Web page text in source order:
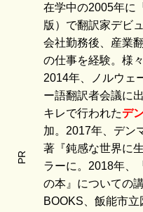
PR
在学中の2005年に
版）で翻訳家デビ
会社勤務後、産業
の仕事を経験。様
2014年、ノルウェ
ー語翻訳者会議に
キレで行われたデ
加。2017年、デン
著『鈍感な世界に
ラーに。2018年、
の本』についての
BOOKS、飯能市